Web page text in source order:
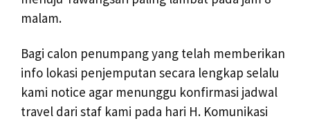
malam.
Bagi calon penumpang yang telah memberikan
info lokasi penjemputan secara lengkap selalu
kami notice agar menunggu konfirmasi jadwal
travel dari staf kami pada hari H. Komunikasi